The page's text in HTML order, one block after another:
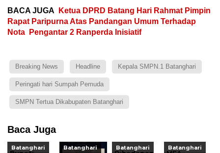
BACA JUGA
Ketua DPRD Batang Hari Rahmat Pimpin
Rapat Paripurna Atas Pandangan Umum Terhadap
Nota Pengantar 2 Ranperda Inisiatif
Breaking News Headline Kepala SMPN.1 Batanghari
Peringati hari Sumpah Pemuda
SMPN Tertua Dikabupaten Batanghari
Baca Juga
Batanghari Batanghari Batanghari Batanghari